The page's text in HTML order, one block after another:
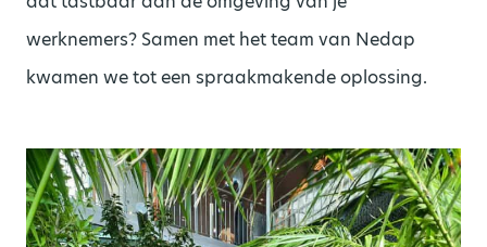
werknemers? Samen met het team van Nedap
kwamen we tot een spraakmakendeoplossing.